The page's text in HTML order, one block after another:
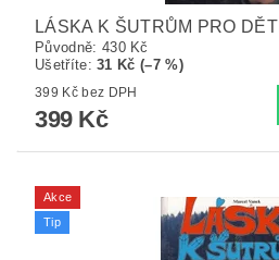
LÁSKA K ŠUTRŮM PRO DĚTI
Původně: 430 Kč
Ušetříte:31 Kč (–7 %)
399 Kč bez DPH
399 Kč
Akce
Tip